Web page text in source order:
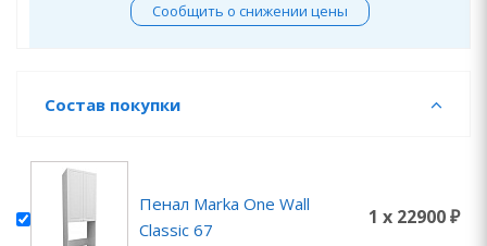
Сообщить о снижении цены
Состав покупки
Пенал Marka One Wall
Classic 67
1 x 22900 ₽